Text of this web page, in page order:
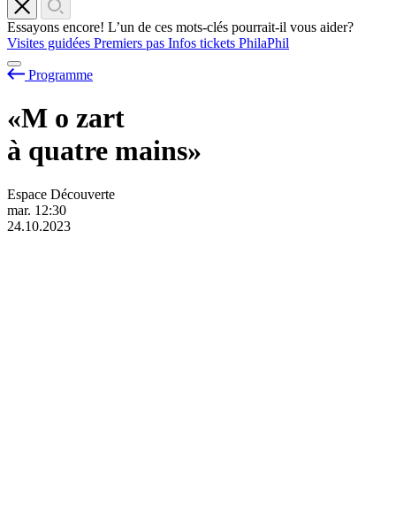
Essayons encore! L’un de ces mots-clés pourrait-il vous aider?
Visites guidées Premiers pas Infos tickets PhilaPhil
Programme
«M o zart
à quatre mains»
Espace Découverte
mar. 12:30
24.10.2023